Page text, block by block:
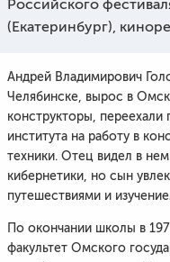
Российского
(Екатеринбург),
Андрей Владимирович
Челябинске, вырос в
конструкторы, переехали
института на работу в
техники. Отец видел в
кибернетики, но сын
путешествиями и
По окончании школы в
факультет Омского